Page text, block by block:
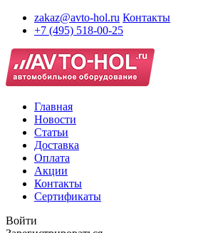
zakaz@avto-hol.ru Контакты
+7 (495) 518-00-25
Главная
Новости
Статьи
Доставка
Оплата
Акции
Контакты
Сертификаты
Войти